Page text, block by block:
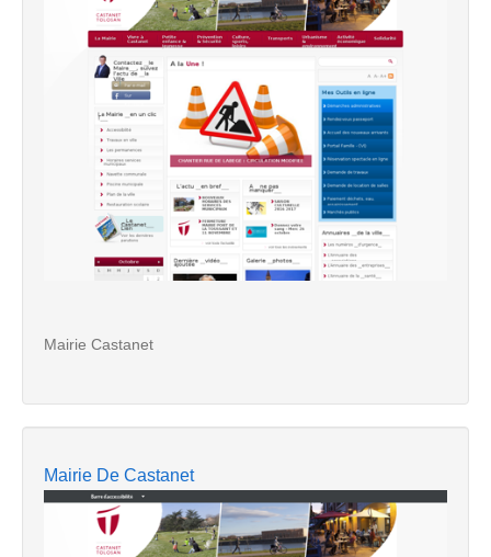
Mairie Castanet
Mairie De Castanet